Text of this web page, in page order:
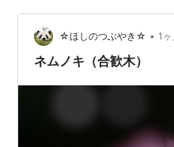
☆ほしのつぶやき☆ • 1
ネムノキ（合歓木）